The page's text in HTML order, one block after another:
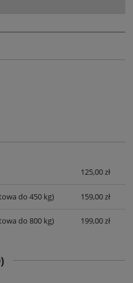
125,00 zł
do 450 kg) 159,00 zł
do 800 kg) 199,00 zł